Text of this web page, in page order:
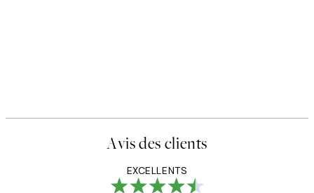
Avis des clients
EXCELLENTS